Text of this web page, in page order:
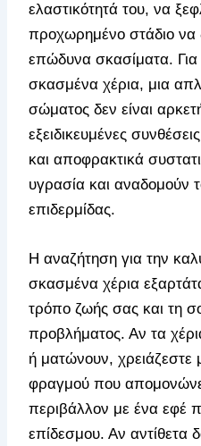
ελαστικότητά του, να
προχωρημένο στάδιο να
επώδυνα σκασίματα. Για
σκασμένα χέρια, μια
σώματος δεν είναι
εξειδικευμένες
και αποφρακτικά
υγρασία και αναδομούν
επιδερμίδας.
Η αναζήτηση για την
σκασμένα χέρια
τρόπο ζωής σας και τη
προβλήματος. Αν τα
ή ματώνουν, χρειάζεστε
φραγμού που
περιβάλλον με ένα εφέ
επίδεσμου. Αν αντίθετα